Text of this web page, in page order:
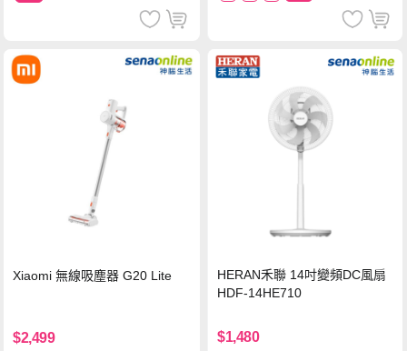
Xiaomi 無線吸塵器 G20 Lite
$2,499
HERAN禾聯 14吋變頻DC風扇
HDF-14HE710
$1,480